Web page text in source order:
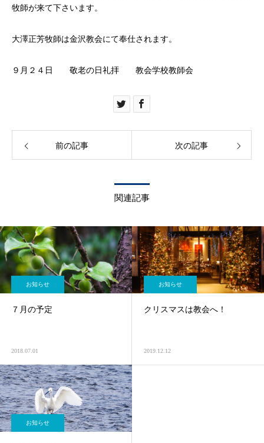
牧師が来て下さいます。
大澤正芳牧師は金沢教会にて奉仕されます。
９月２４日 敬老の日礼拝 教会学校教師会
前の記事 次の記事
関連記事
お知らせ
７月の予定
2018.07.01
お知らせ
クリスマスは教会へ！
2019.12.12
お知らせ